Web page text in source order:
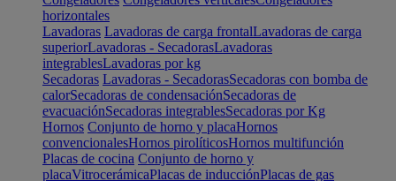
horizontales
Lavadoras Lavadoras de carga frontalLavadoras de carga
superiorLavadoras - SecadorasLavadoras
integrablesLavadoras por kg
Secadoras Lavadoras - SecadorasSecadoras con bomba de
calorSecadoras de condensaciónSecadoras de
evacuaciónSecadoras integrablesSecadoras por Kg
Hornos Conjunto de horno y placaHornos
convencionalesHornos pirolíticosHornos multifunción
Placas de cocina Conjunto de horno y
placaVitrocerámicaPlacas de inducciónPlacas de gas